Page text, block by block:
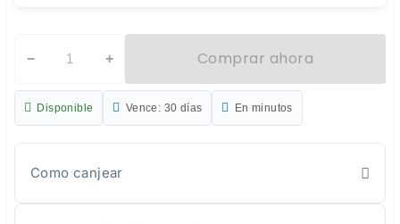
− + Comprar ahora
Disponible Vence: 30 días En minutos
Como canjear